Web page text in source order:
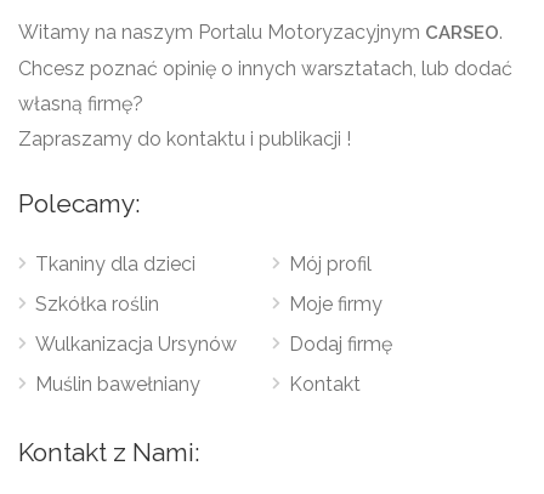
Witamy na naszym Portalu Motoryzacyjnym CARSEO.
Chcesz poznać opinię o innych warsztatach, lub dodać
własną firmę?
Zapraszamy do kontaktu i publikacji !
Polecamy:
Tkaniny dla dzieci
Szkółka roślin
Wulkanizacja Ursynów
Muślin bawełniany
Mój profil
Moje firmy
Dodaj firmę
Kontakt
Kontakt z Nami: